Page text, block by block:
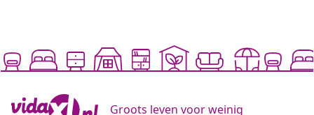
Groots leven voor weinig